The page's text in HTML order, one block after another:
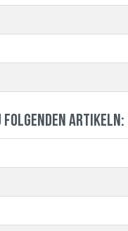
folgenden Artikeln: